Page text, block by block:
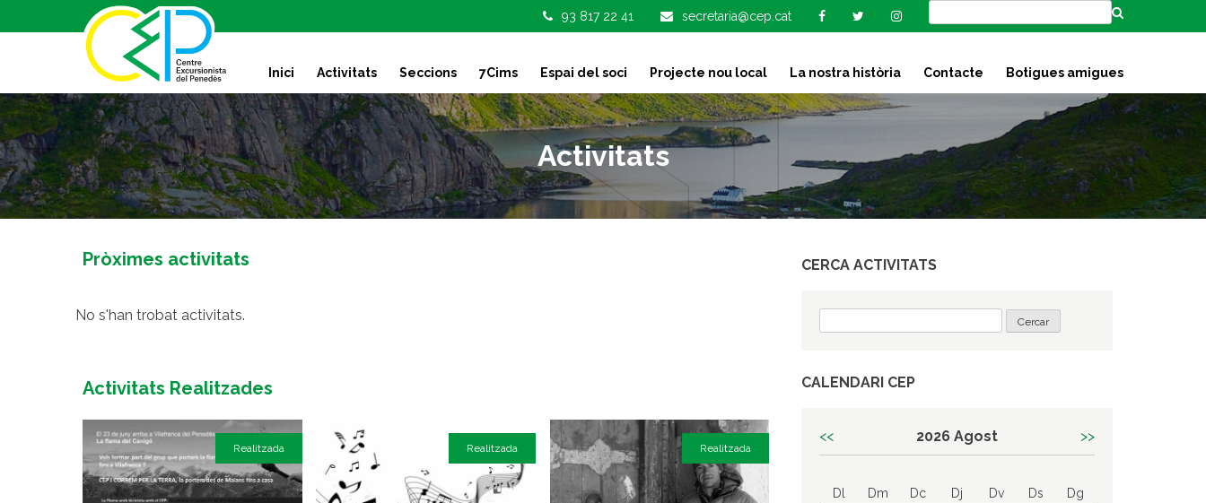
k
t
o
c
o
n
t
93 817 22 41 secretaria@cep.cat
Inici Activitats Seccions 7Cims Espai del soci Projecte nou local La nostra història Contacte Botigues amigues
Activitats
Pròximes activitats
No s'han trobat activitats.
Activitats Realitzades
Realitzada Realitzada Realitzada
CERCA ACTIVITATS
CALENDARI CEP
<< 2026 Agost >>
Dl Dm Dc Dj Dv Ds Dg